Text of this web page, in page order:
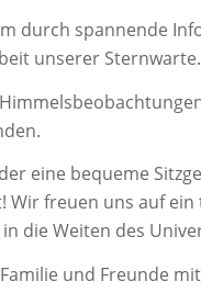
durch spannende
unserer Sternwarte.
eine bequeme
freuen uns auf ein
die Weiten des
und Freunde